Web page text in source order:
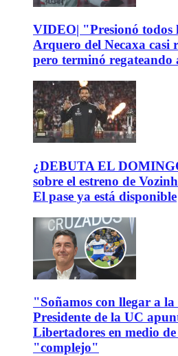
VIDEO| "Presionó todos
Arquero del Necaxa casi
pero terminó regateando
¿DEBUTA EL
sobre el estreno de
El pase ya está disponible
"Soñamos con llegar a
Presidente de la UC
Libertadores en medio
"complejo"